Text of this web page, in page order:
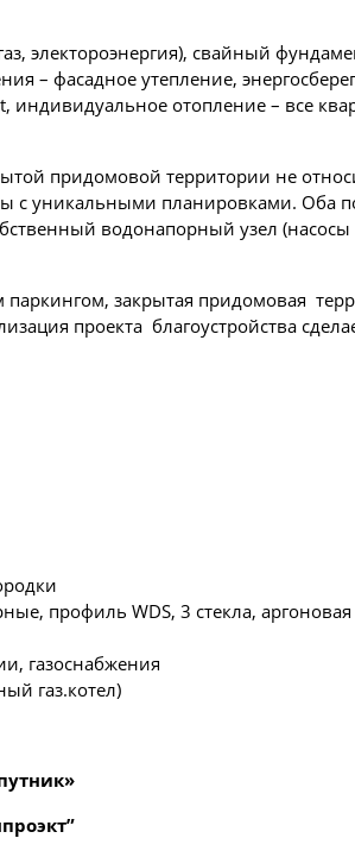
электороэнергия), свайный
– фасадное утепление,
индивидуальное отопление – все
придомовой территории не
с уникальными планировками. Оба
водонапорный узел
закрытая придомовая
проекта благоустройства
профиль WDS, 3 стекла,
газоснабжения
газ.котел)